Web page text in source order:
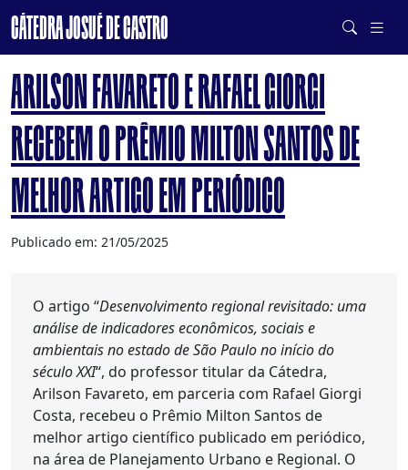
CÁTEDRA JOSUÉ DE CASTRO
DE SISTEMAS ALIMENTARES SAUDÁVEIS E SUSTENTÁVEIS
ARILSON FAVARETO E RAFAEL GIORGI
RECEBEM O PRÊMIO MILTON SANTOS DE
MELHOR ARTIGO EM PERIÓDICO
Publicado em: 21/05/2025
O artigo “Desenvolvimento regional revisitado: uma
análise de indicadores econômicos, sociais e
ambientais no estado de São Paulo no início do
século XXI“, do professor titular da Cátedra,
Arilson Favareto, em parceria com Rafael Giorgi
Costa, recebeu o Prêmio Milton Santos de
melhor artigo científico publicado em periódico,
na área de Planejamento Urbano e Regional. O